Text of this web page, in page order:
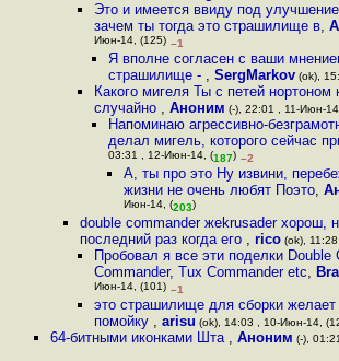
Это и имеется ввиду под
зачем ты тогда это страшилище в,
Июн-14, (125) –1
Я вполне согласен с ваши
страшилище - ,SergMarkov (ok),
Какого мигеля Ты с петей нортоном
случайно , Аноним (-), 22:01 , 11-Июн-
Напоминаю агрессивно-
делал мигель, которого сейчас
03:31 , 12-Июн-14, (187) –2
А, ты про это Ну извини,
жизни не очень любят Поэто,
Июн-14, (203)
double commander жеkrusader хорош,
последний раз когда его , rico(ok),
Пробовал я все эти поделки Double
Commander, Tux Commander etc,
Июн-14, (101) –1
это страшилище для сборки
помойку , arisu (ok), 14:03 , 10-Июн-14,
64-битными иконками Шта , Аноним (-),